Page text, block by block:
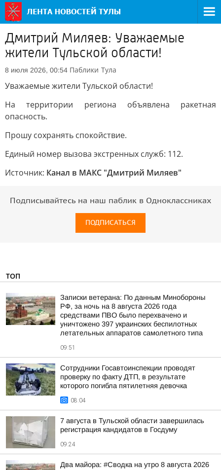
Дмитрий Миляев: Уважаемые
жители Тульской области!
8 июля 2026, 00:54 Паблики Тула
Уважаемые жители Тульской области!
На территории региона объявлена ракетная
опасность.
Прошу сохранять спокойствие.
Единый номер вызова экстренных служб: 112.
Источник: Канал в МАКС "Дмитрий Миляев"
Подписывайтесь на наш паблик в Одноклассниках
ПОДПИСАТЬСЯ
ТОП
Записки ветерана: По данным Минобороны
РФ, за ночь на 8 августа 2026 года
средствами ПВО было перехвачено и
уничтожено 397 украинских беспилотных
летательных аппаратов самолетного типа
09:51
Сотрудники Госавтоинспекции проводят
проверку по факту ДТП, в результате
которого погибла пятилетняя девочка
08:04
7 августа в Тульской области завершилась
регистрация кандидатов в Госдуму
09:24
Два майора: #Сводка на утро 8 августа 2026